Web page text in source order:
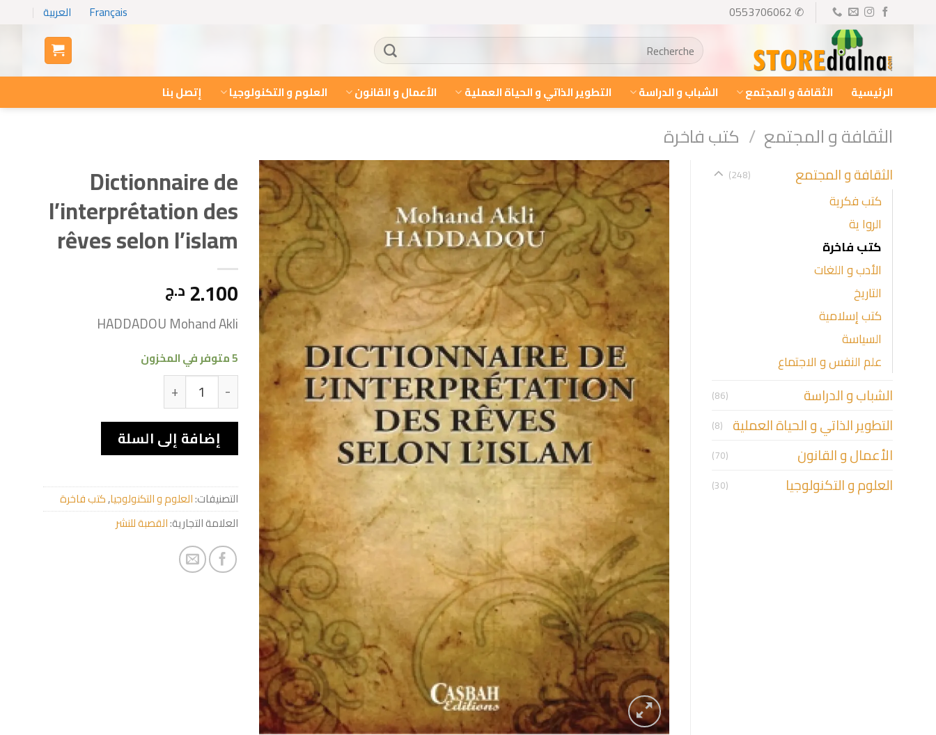
✆ 0553706062
Français العربية
البحث
عن:
الرئيسية الثقافة و المجتمع الشباب و الدراسة التطوير الذاتي و الحياة العملية الأعمال و القانون العلوم و التكنولوجيا إتصل بنا
الثقافة و المجتمع / كتب فاخرة
الثقافة و المجتمع (248)
كتب فكرية
الروا ية
كتب فاخرة
الأدب و اللغات
التاريخ
كتب إسلامية
السياسة
علم النفس و الاجتماع
الشباب و الدراسة (86)
التطوير الذاتي و الحياة العملية (8)
الأعمال و القانون (70)
العلوم و التكنولوجيا (30)
Dictionnaire de
l’interprétation des
rêves selon l’islam
2.100 د.ج
HADDADOU Mohand Akli
5 متوفر في المخزون
إضافة إلى السلة
التصنيفات:العلوم و التكنولوجيا,كتب فاخرة
العلامة التجارية:القصبة للنشر